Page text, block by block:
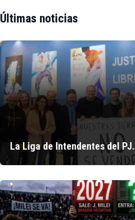
Últimas noticias
La Liga de Intendentes del